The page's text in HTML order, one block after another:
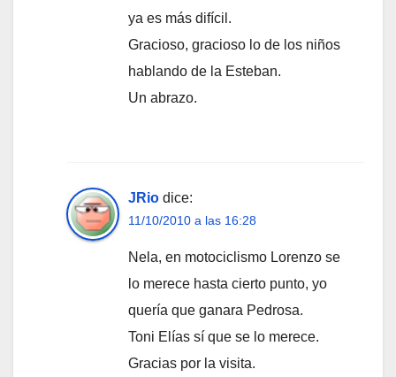
ya es más difícil.
Gracioso, gracioso lo de los niños
hablando de la Esteban.
Un abrazo.
JRio dice:
11/10/2010 a las 16:28
Nela, en motociclismo Lorenzo se
lo merece hasta cierto punto, yo
quería que ganara Pedrosa.
Toni Elías sí que se lo merece.
Gracias por la visita.